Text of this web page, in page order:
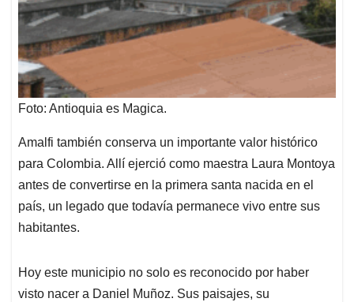
Foto: Antioquia es Magica.
Amalfi también conserva un importante valor histórico
para Colombia. Allí ejerció como maestra Laura Montoya
antes de convertirse en la primera santa nacida en el
país, un legado que todavía permanece vivo entre sus
habitantes.
Hoy este municipio no solo es reconocido por haber
visto nacer a Daniel Muñoz. Sus paisajes, su